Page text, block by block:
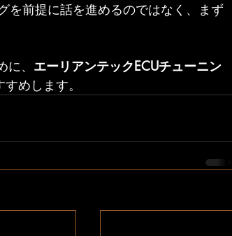
を前提に話を進めるのではなく、まず
、 エーリアンテックECUチューニン
めします。